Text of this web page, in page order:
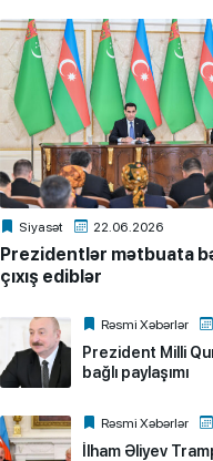
Siyasət 22.06.2026
Prezidentlər mətbuata
çıxış ediblər
Rəsmi Xəbərlər
Prezident Milli
bağlı paylaşımı
Rəsmi Xəbərlər
İlham Əliyev